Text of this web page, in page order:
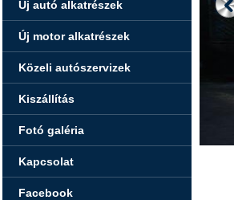
Új autó alkatrészek
Új motor alkatrészek
Közeli autószervizek
Kiszállítás
Fotó galéria
Kapcsolat
Facebook